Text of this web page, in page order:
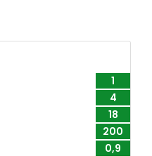
1
4
18
200
0,9